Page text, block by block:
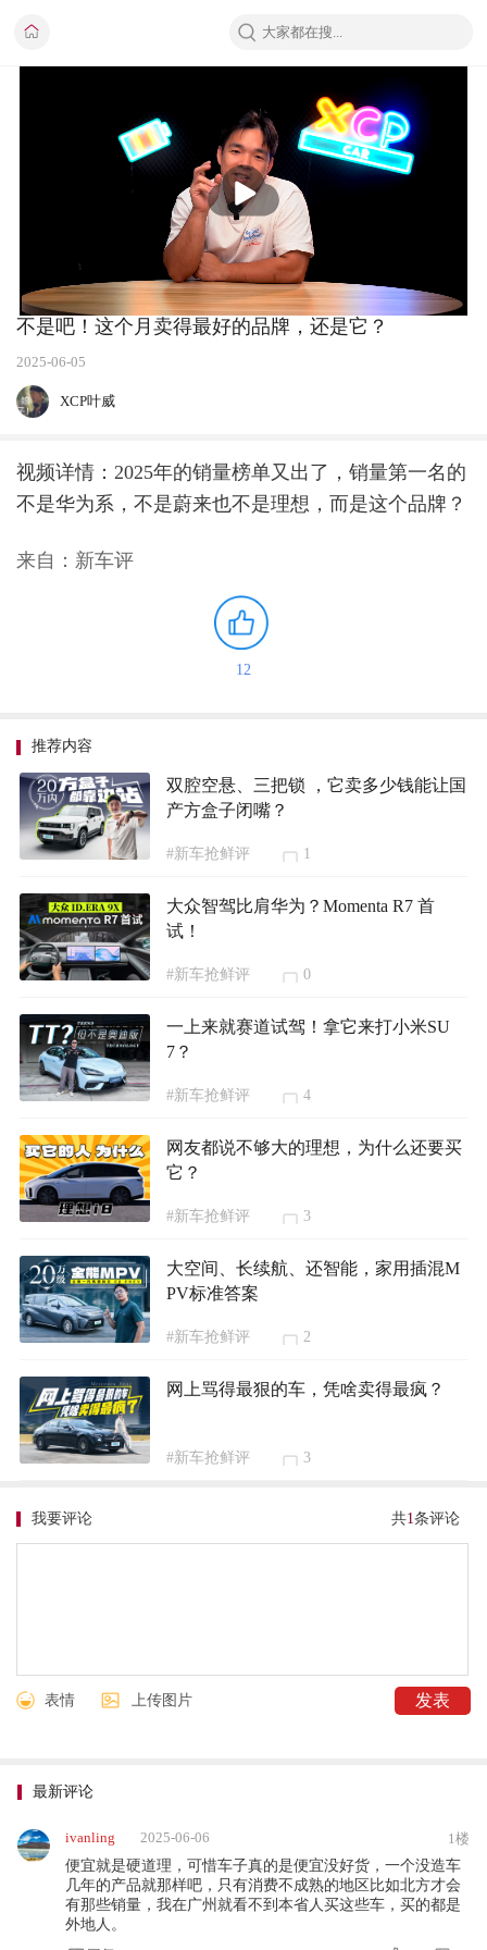
播
放
不是吧！这个月卖得最好的品牌，还是它？
2025-06-05
XCP叶威
视频详情：2025年的销量榜单又出了，销量第一名的
不是华为系，不是蔚来也不是理想，而是这个品牌？
来自：新车评
12
推荐内容
双腔空悬、三把锁 ，它卖多少钱能让国
产方盒子闭嘴？
#新车抢鲜评 1
大众智驾比肩华为？Momenta R7 首
试！
#新车抢鲜评 0
一上来就赛道试驾！拿它来打小米SU
7？
#新车抢鲜评 4
网友都说不够大的理想，为什么还要买
它？
#新车抢鲜评 3
大空间、长续航、还智能，家用插混M
PV标准答案
#新车抢鲜评 2
网上骂得最狠的车，凭啥卖得最疯？
#新车抢鲜评 3
共1条评论
我要评论
表情 上传图片
最新评论
ivanling 2025-06-06
1楼
便宜就是硬道理，可惜车子真的是便宜没好货，一个没造车
几年的产品就那样吧，只有消费不成熟的地区比如北方才会
有那些销量，我在广州就看不到本省人买这些车，买的都是
外地人。